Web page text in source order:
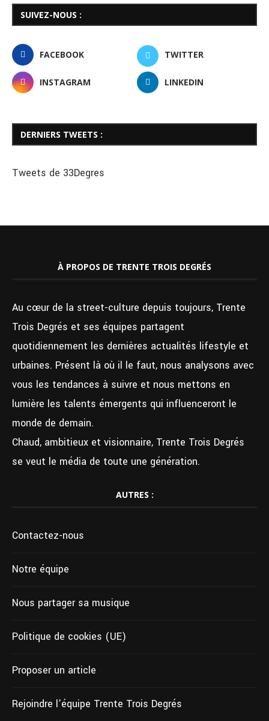
SUIVEZ-NOUS :
FACEBOOK TWITTER
INSTAGRAM LINKEDIN
DERNIERS TWEETS :
Tweets de 33Degres
À PROPOS DE TRENTE TROIS DEGRÉS
Au cœur de la street-culture depuis toujours, Trente
Trois Degrés et ses équipes partagent
quotidiennement les dernières actualités lifestyle et
urbaines. Présent là où il le faut, nous analysons avec
vous les tendances à suivre et nous mettons en
lumière les talents émergents qui influenceront le
monde de demain.
Chaud, ambitieux et visionnaire, Trente Trois Degrés
se veut le média de toute une génération.
AUTRES :
Contactez-nous
Notre équipe
Nous partager sa musique
Politique de cookies (UE)
Proposer un article
Rejoindre l’équipe Trente Trois Degrés